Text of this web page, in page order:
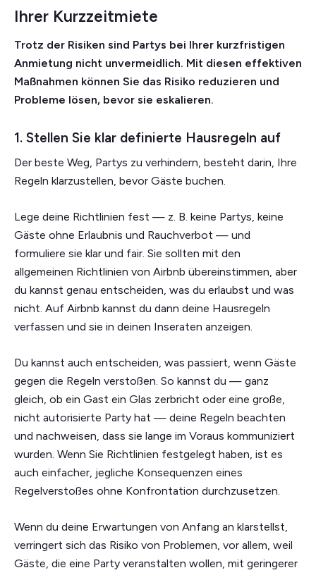
Ihrer Kurzzeitmiete
Trotz der Risiken sind Partys bei Ihrer kurzfristigen
Anmietung nicht unvermeidlich. Mit diesen effektiven
Maßnahmen können Sie das Risiko reduzieren und
Probleme lösen, bevor sie eskalieren.
1. Stellen Sie klar definierte Hausregeln auf
Der beste Weg, Partys zu verhindern, besteht darin, Ihre
Regeln klarzustellen, bevor Gäste buchen.
Lege deine Richtlinien fest — z. B. keine Partys, keine
Gäste ohne Erlaubnis und Rauchverbot — und
formuliere sie klar und fair. Sie sollten mit den
allgemeinen Richtlinien von Airbnb übereinstimmen, aber
du kannst genau entscheiden, was du erlaubst und was
nicht. Auf Airbnb kannst du dann deine Hausregeln
verfassen und sie in deinen Inseraten anzeigen.
Du kannst auch entscheiden, was passiert, wenn Gäste
gegen die Regeln verstoßen. So kannst du — ganz
gleich, ob ein Gast ein Glas zerbricht oder eine große,
nicht autorisierte Party hat — deine Regeln beachten
und nachweisen, dass sie lange im Voraus kommuniziert
wurden. Wenn Sie Richtlinien festgelegt haben, ist es
auch einfacher, jegliche Konsequenzen eines
Regelverstoßes ohne Konfrontation durchzusetzen.
Wenn du deine Erwartungen von Anfang an klarstellst,
verringert sich das Risiko von Problemen, vor allem, weil
Gäste, die eine Party veranstalten wollen, mit geringerer